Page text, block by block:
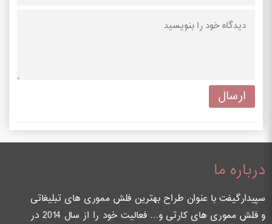
درباره ما
سپیدارگیفت با عنوان طراح بهترین فلش مموری های تبلیغاتی
و فلش مموری های کارتی و… فعالیت خود را از سال 2014 در